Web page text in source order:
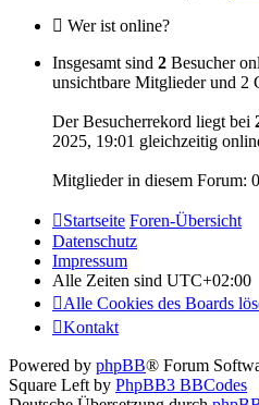
Wer ist online?
Insgesamt sind 2 Besucher
unsichtbare Mitglieder und 2
Der Besucherrekord liegt bei
2025, 19:01 gleichzeitig
Mitglieder in diesem Forum:
Startseite Foren-Übersicht
Datenschutz
Impressum
Alle Zeiten sind UTC+02:00
Alle Cookies des Boards
Kontakt
Powered by phpBB® Forum
Square Left by PhpBB3 BBCodes